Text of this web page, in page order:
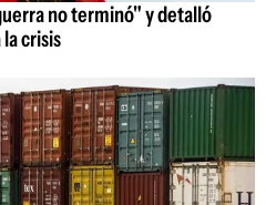
no terminó" y detalló
crisis